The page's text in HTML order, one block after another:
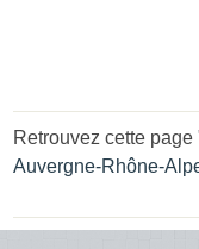
Retrouvez cette
Auvergne-Rhône-